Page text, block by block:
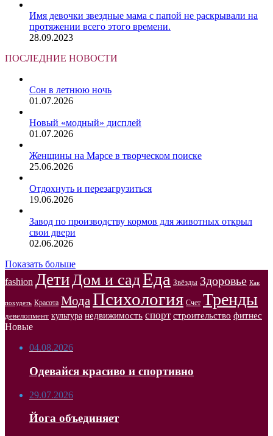
Имя девочки звездные мама с папой не раскрывали на
протяжении всего этого времени.
28.09.2023
ПОСЛЕДНИЕ НОВОСТИ
Сон в летнюю ночь
01.07.2026
Новый «модный» дисплей
01.07.2026
Женщины на Марсе в творческом поиске
25.06.2026
Отдохнуть и перезагрузиться
19.06.2026
Завод по производству кормов для животных открыл
свои двери
02.06.2026
Показать больше
fashion ДетиДом и садЕда Звёзды Здоровье Как
похудеть Красота Мода Психология Счет Тренды
девелопмент культура недвижимость спорт строительство фитнес
Новые
04.08.2026
Одевайся красиво и спортивно
29.07.2026
Йога объединяет